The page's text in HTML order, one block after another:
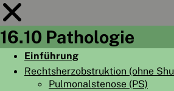
16.10 Pathologie
Einführung
Rechtsherzobstruktion (ohne
Pulmonalstenose (PS)